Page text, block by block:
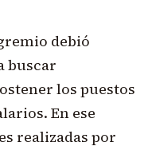
debió
buscar
los puestos
En ese
realizadas por